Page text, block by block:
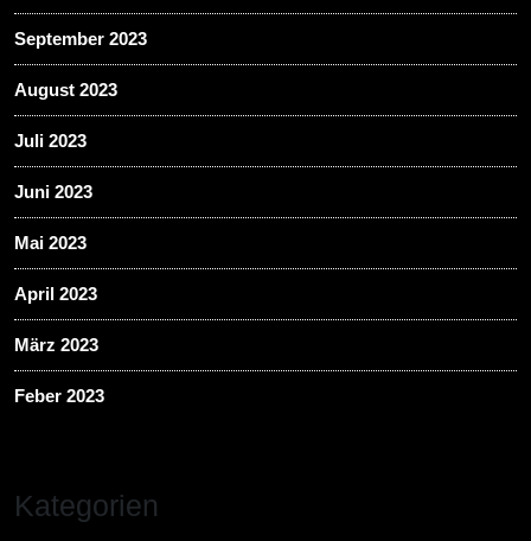
September 2023
August 2023
Juli 2023
Juni 2023
Mai 2023
April 2023
März 2023
Feber 2023
Kategorien